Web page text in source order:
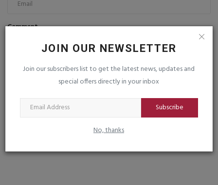
JOIN OUR NEWSLETTER
Join our subscribers list to get the latest news, updates and
special offers directly in your inbox
Subscribe
No, thanks
Comment
Post Comment